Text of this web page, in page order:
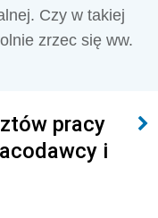
Czy w takiej
zrzec się ww.
pracy
i